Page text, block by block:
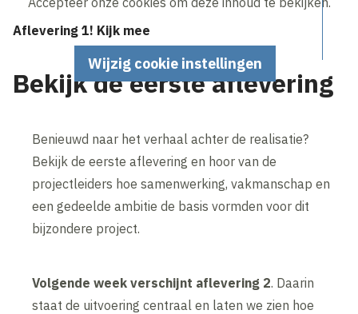
Wijzig cookie instellingen
Aflevering 1! Kijk mee
Bekijk de eerste aflevering
Benieuwd naar het verhaal achter de realisatie?
Bekijk de eerste aflevering en hoor van de
projectleiders hoe samenwerking, vakmanschap en
een gedeelde ambitie de basis vormden voor dit
bijzondere project.
Volgende week verschijnt aflevering 2. Daarin
staat de uitvoering centraal en laten we zien hoe